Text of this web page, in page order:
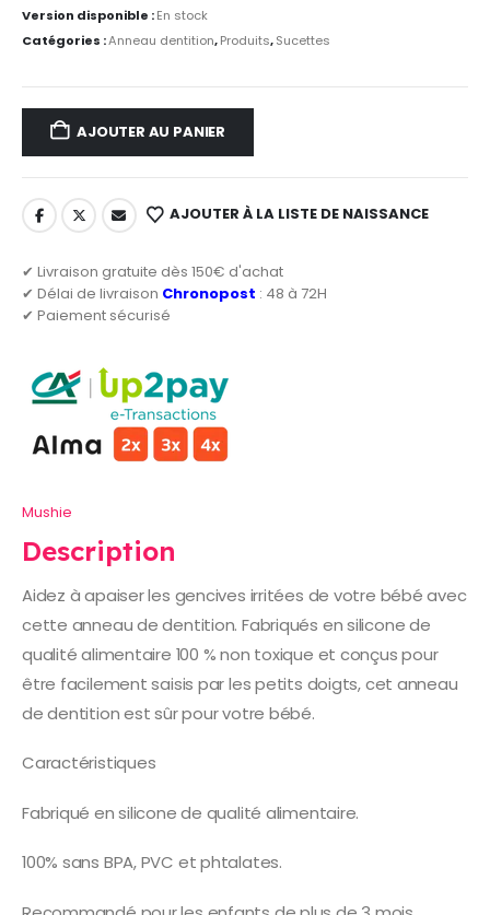
Version disponible :En stock
Catégories :Anneau dentition,Produits,Sucettes
AJOUTER AU PANIER
AJOUTER À LA LISTE DE NAISSANCE
✔ Livraison gratuite dès 150€ d'achat
✔ Délai de livraison Chronopost : 48 à 72H
✔ Paiement sécurisé
Mushie
Description
Aidez à apaiser les gencives irritées de votre bébé avec
cette anneau de dentition. Fabriqués en silicone de
qualité alimentaire 100 % non toxique et conçus pour
être facilement saisis par les petits doigts, cet anneau
de dentition est sûr pour votre bébé.
Caractéristiques
Fabriqué en silicone de qualité alimentaire.
100% sans BPA, PVC et phtalates.